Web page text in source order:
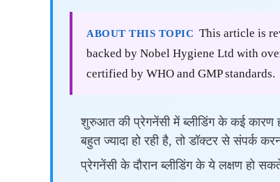
ABOUT THIS TOPIC This article is
backed by Nobel Hygiene Ltd with
certified by WHO and GMP standards.
शुरुआत की प्रेगनेंसी में ब्लीडिंग के कई कारण
बहुत ज्यादा हो रही है, तो डॉक्टर से संपर्क
प्रेगनेंसी के दौरान ब्लीडिंग के ये लक्षण हो